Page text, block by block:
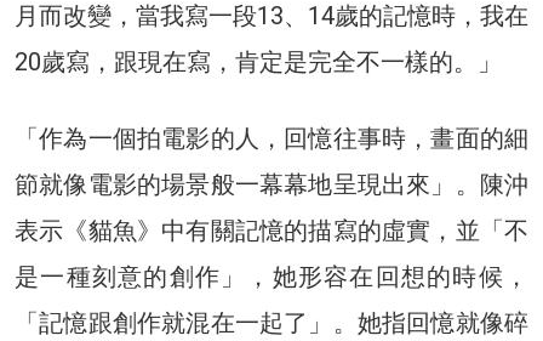
月而改變，當我寫一段13、14歲的記憶時，我在
20歲寫，跟現在寫，肯定是完全不一樣的。」
「作為一個拍電影的人，回憶往事時，畫面的細
節就像電影的場景般一幕幕地呈現出來」。陳沖
表示《貓魚》中有關記憶的描寫的虛實，並「不
是一種刻意的創作」，她形容在回想的時候，
「記憶跟創作就混在一起了」。她指回憶就像碎